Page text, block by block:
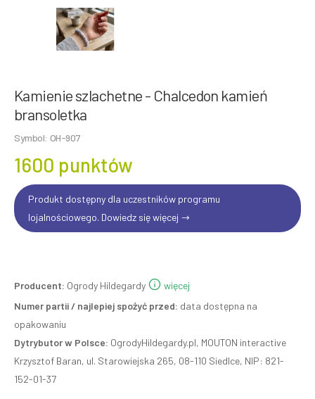
Kamienie szlachetne - Chalcedon kamień
bransoletka
Symbol: OH-907
1600 punktów
Produkt dostępny dla uczestników programu
lojalnościowego. Dowiedz się więcej
Producent: Ogrody Hildegardy
więcej
Numer partii / najlepiej spożyć przed: data dostępna na
opakowaniu
Dytrybutor w Polsce: OgrodyHildegardy.pl, MOUTON interactive
Krzysztof Baran, ul. Starowiejska 265, 08-110 Siedlce, NIP: 821-
152-01-37